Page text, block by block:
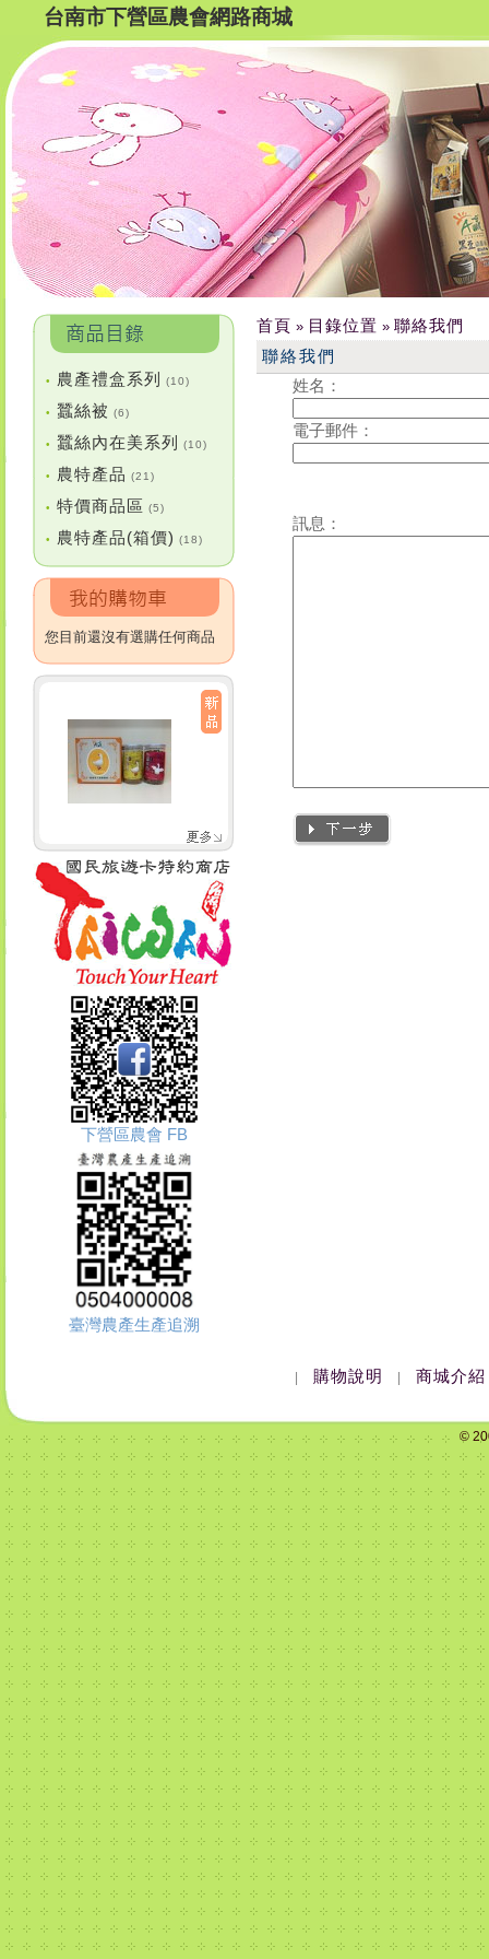
台南市下營區農會網路商城
• 農產禮盒系列 (10)
• 蠶絲被 (6)
• 蠶絲內在美系列 (10)
• 農特產品 (21)
• 特價商品區 (5)
• 農特產品(箱價) (18)
您目前還沒有選購任何商品
下營區農會 FB
臺灣農產生產追溯
首頁 » 目錄位置 » 聯絡我們
聯絡我們
姓名：
電子郵件：
訊息：
購物說明 商城介紹
©